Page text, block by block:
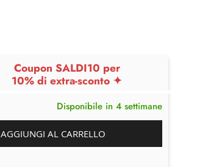
Coupon SALDI10 per
10% di extra-sconto ✦
Disponibile in 4 settimane
AGGIUNGI AL CARRELLO